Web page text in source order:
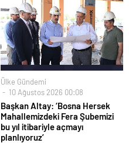
Ülke Gündemi
10 Ağustos 2026 00:08
Başkan Altay: ‘Bosna Hersek
Mahallemizdeki Fera Şubemizi
bu yıl itibariyle açmayı
planlıyoruz’